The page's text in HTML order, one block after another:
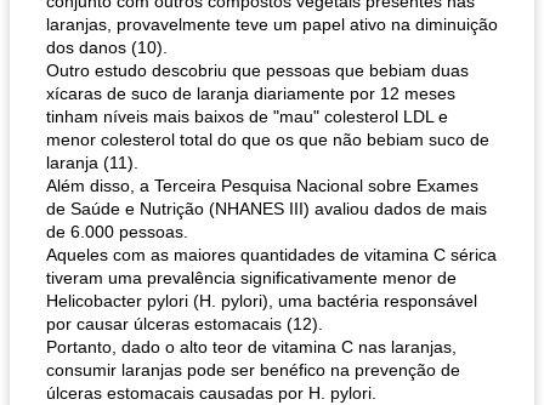
laranjas, provavelmente teve um papel ativo na diminuição
dos danos (10).
Outro estudo descobriu que pessoas que bebiam duas
xícaras de suco de laranja diariamente por 12 meses
tinham níveis mais baixos de "mau" colesterol LDL e
menor colesterol total do que os que não bebiam suco de
laranja (11).
Além disso, a Terceira Pesquisa Nacional sobre Exames
de Saúde e Nutrição (NHANES III) avaliou dados de mais
de 6.000 pessoas.
Aqueles com as maiores quantidades de vitamina C sérica
tiveram uma prevalência significativamente menor de
Helicobacter pylori (H. pylori), uma bactéria responsável
por causar úlceras estomacais (12).
Portanto, dado o alto teor de vitamina C nas laranjas,
consumir laranjas pode ser benéfico na prevenção de
úlceras estomacais causadas por H. pylori.